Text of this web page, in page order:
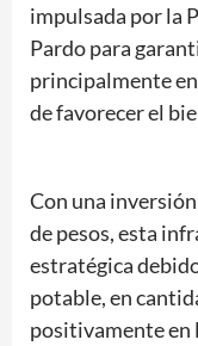
impulsada por la
Pardo para
principalmente en
de favorecer el
Con una
de pesos, esta
estratégica
potable, en
positivamente en